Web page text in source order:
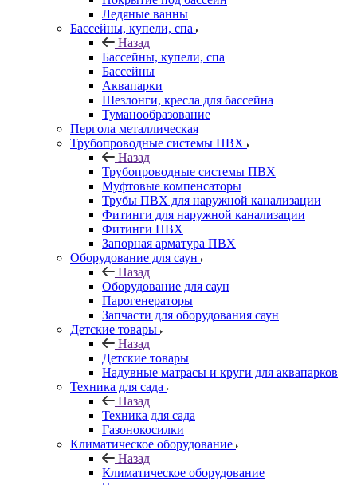
Ледяные ванны
Бассейны, купели, спа
Назад
Бассейны, купели, спа
Бассейны
Аквапарки
Шезлонги, кресла для бассейна
Туманообразование
Пергола металлическая
Трубопроводные системы ПВХ
Назад
Трубопроводные системы ПВХ
Муфтовые компенсаторы
Трубы ПВХ для наружной канализации
Фитинги для наружной канализации
Фитинги ПВХ
Запорная арматура ПВХ
Оборудование для саун
Назад
Оборудование для саун
Парогенераторы
Запчасти для оборудования саун
Детские товары
Назад
Детские товары
Надувные матрасы и круги для аквапарков
Техника для сада
Назад
Техника для сада
Газонокосилки
Климатическое оборудование
Назад
Климатическое оборудование